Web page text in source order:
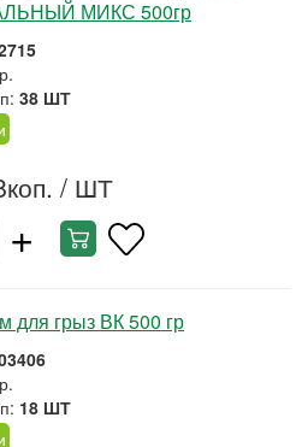
МИКС 500гр
38 ШТ
/ ШТ
+
для грыз ВК 500 гр
18 ШТ